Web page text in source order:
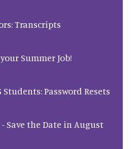
Transcripts
Summer Job!
Password Resets
Save the Date in August